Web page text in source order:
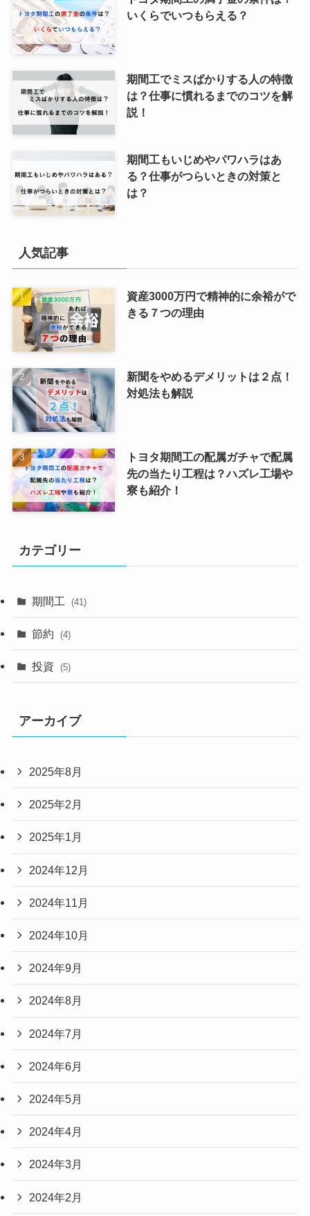
いくらでいつもらえる？
期間工でミスばかりする人の特徴
は？仕事に慣れるまでのコツを解
説！
期間工もいじめやパワハラはあ
る？仕事がつらいときの対策と
は？
人気記事
資産3000万円で精神的に余裕がで
きる７つの理由
新聞をやめるデメリットは２点！
対処法も解説
トヨタ期間工の配属ガチャで配属
先の当たり工程は？ハズレ工場や
寮も紹介！
カテゴリー
期間工 (41)
節約 (4)
投資 (5)
アーカイブ
2025年8月
2025年2月
2025年1月
2024年12月
2024年11月
2024年10月
2024年9月
2024年8月
2024年7月
2024年6月
2024年5月
2024年4月
2024年3月
2024年2月